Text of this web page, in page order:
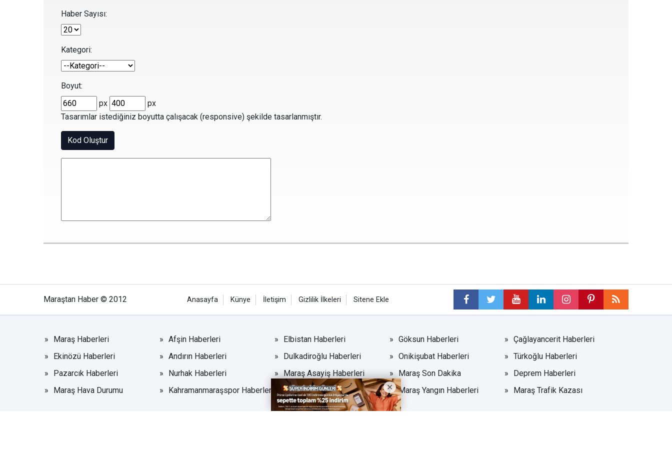
Haber Sayısı:
Kategori:
Boyut:
px
px
Tasarımlar istediğiniz boyutta çalışacak (responsive) şekilde tasarlanmıştır.
Kod Oluştur
Maraştan Haber © 2012 Anasayfa Künye İletişim Gizlilik İlkeleri Sitene Ekle
Maraş Haberleri Afşin Haberleri Elbistan Haberleri Göksun Haberleri
Çağlayancerit Haberleri
Ekinözü Haberleri
Andırın Haberleri Dulkadiroğlu Haberleri Onikişubat Haberleri
Türkoğlu Haberleri
Pazarcık Haberleri
Nurhak Haberleri Maraş Asayiş Haberleri Maraş Son Dakika
Deprem Haberleri
Maraş Hava Durumu
Kahramanmaraşspor Haberleri
Kahramanmaraş Gezilecek
Yerler
Maraş Yangın Haberleri Maraş Trafik Kazası